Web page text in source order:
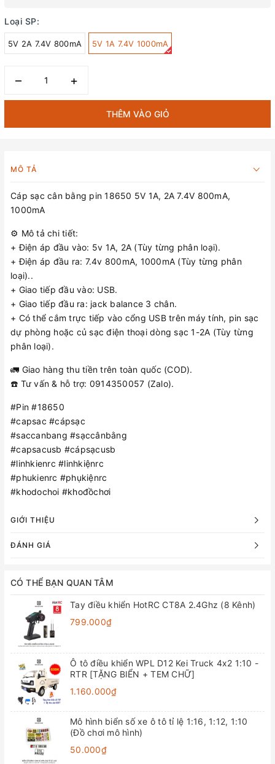
Loại SP:
5V 2A 7.4V 800mA 5V 1A 7.4V 1000mA
– +
THÊM VÀO GIỎ
MÔ TẢ
Cáp sạc cân bằng pin 18650 5V 1A, 2A 7.4V 800mA,
1000mA
⚙️ Mô tả chi tiết:
+ Điện áp đầu vào: 5v 1A, 2A (Tùy từng phân loại).
+ Điện áp đầu ra: 7.4v 800mA, 1000mA (Tùy từng phân
loại)..
+ Giao tiếp đầu vào: USB.
+ Giao tiếp đầu ra: jack balance 3 chân.
+ Có thể cắm trực tiếp vào cổng USB trên máy tính, pin sạc
dự phòng hoặc củ sạc điện thoại dòng sạc 1-2A (Tùy từng
phân loại).
🚛 Giao hàng thu tiền trên toàn quốc (COD).
☎️ Tư vấn & hỗ trợ: 0914350057 (Zalo).
#Pin #18650
#capsac #cápsạc
#saccanbang #sạccânbằng
#capsacusb #cápsạcusb
#linhkienrc #linhkiệnrc
#phukienrc #phụkiệnrc
#khodochoi #khođồchơi
GIỚI THIỆU
ĐÁNH GIÁ
CÓ THỂ BẠN QUAN TÂM
Tay điều khiển HotRC CT8A 2.4Ghz (8 Kênh)
799.000₫
Ô tô điều khiển WPL D12 Kei Truck 4x2 1:10 -
RTR [TẶNG BIỂN + TEM CHỮ]
1.160.000₫
Mô hình biển số xe ô tô tỉ lệ 1:16, 1:12, 1:10
(Đồ chơi mô hình)
50.000₫